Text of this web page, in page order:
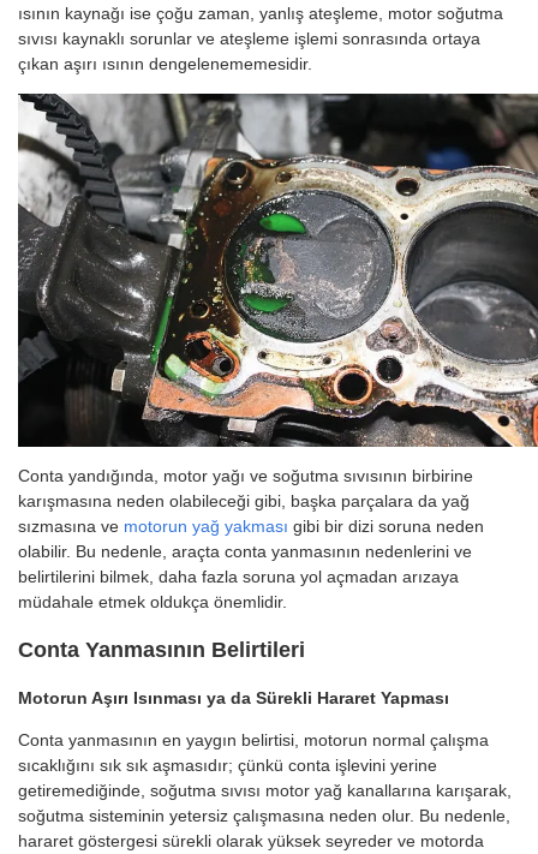
ısının kaynağı ise çoğu zaman, yanlış ateşleme, motor soğutma
sıvısı kaynaklı sorunlar ve ateşleme işlemi sonrasında ortaya
çıkan aşırı ısının dengelenememesidir.
Conta yandığında, motor yağı ve soğutma sıvısının birbirine
karışmasına neden olabileceği gibi, başka parçalara da yağ
sızmasına ve motorun yağ yakması gibi bir dizi soruna neden
olabilir. Bu nedenle, araçta conta yanmasının nedenlerini ve
belirtilerini bilmek, daha fazla soruna yol açmadan arızaya
müdahale etmek oldukça önemlidir.
Conta Yanmasının Belirtileri
Motorun Aşırı Isınması ya da Sürekli Hararet Yapması
Conta yanmasının en yaygın belirtisi, motorun normal çalışma
sıcaklığını sık sık aşmasıdır; çünkü conta işlevini yerine
getiremediğinde, soğutma sıvısı motor yağ kanallarına karışarak,
soğutma sisteminin yetersiz çalışmasına neden olur. Bu nedenle,
hararet göstergesi sürekli olarak yüksek seyreder ve motorda